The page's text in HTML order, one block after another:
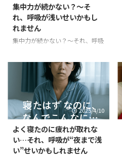
集中力が続かない？～そ
れ、呼吸が浅いせいかもし
れません
集中力が続かない？～それ、呼吸
「集中力が続かないんです」
「すぐに他のことが気になって、
やるべきことに戻れない…」 そ
う話してくれた受講者さんに、あ
る質問をしました。 「いま、あ
なたの呼吸は、どこまで届いてい
ますか？」 その方は、はっとし
て沈黙しました。 実はこれ、集
中力の正体を探る重要な問いなん
です。 呼吸と集中力の、深いつ
2025/4/10
よく寝たのに疲れが取れな
い…それ、呼吸が“夜まで浅
い”せいかもしれません